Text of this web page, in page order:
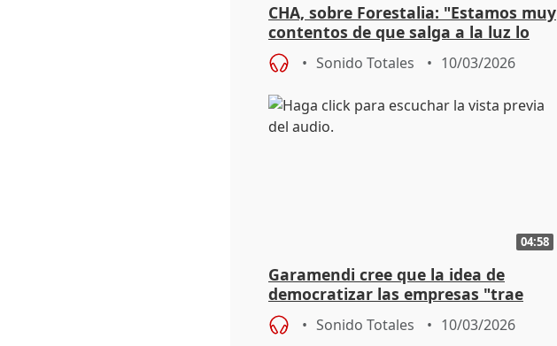
CHA, sobre Forestalia: "Estamos muy
contentos de que salga a la luz lo
que veníamos denunciando
Sonido Totales 10/03/2026
04:58
Garamendi cree que la idea de
democratizar las empresas "trae
inestabilidad"
Sonido Totales 10/03/2026